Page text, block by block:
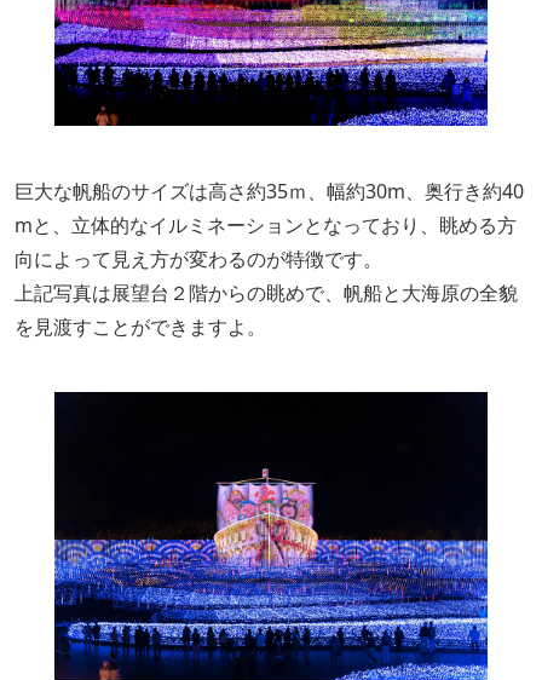
巨大な帆船のサイズは高さ約35ｍ、幅約30m、奥行き約40
mと、立体的なイルミネーションとなっており、眺める方
向によって見え方が変わるのが特徴です。
上記写真は展望台２階からの眺めで、帆船と大海原の全貌
を見渡すことができますよ。